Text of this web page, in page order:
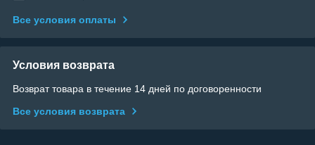
Все условия оплаты
Условия возврата
Возврат товара в течение 14 дней по договоренности
Все условия возврата